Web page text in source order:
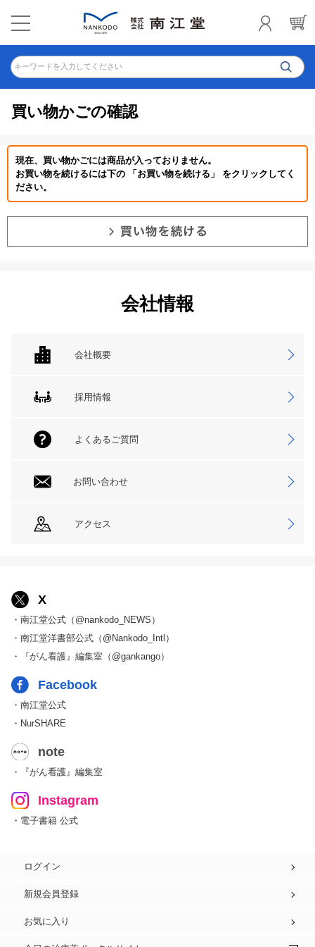
キーワードを入力してください
買い物かごの確認
現在、買い物かごには商品が入っておりません。
お買い物を続けるには下の 「お買い物を続ける」 をクリックしてく
ださい。
会社情報
会社概要
採用情報
よくあるご質問
お問い合わせ
アクセス
X
・南江堂公式（@nankodo_NEWS）
・南江堂洋書部公式（@Nankodo_Intl）
・『がん看護』編集室（@gankango）
Facebook
・南江堂公式
・NurSHARE
note
・『がん看護』編集室
Instagram
・電子書籍 公式
ログイン
新規会員登録
お気に入り